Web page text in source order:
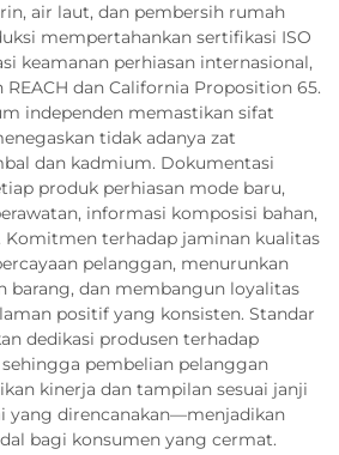
air laut, dan pembersih rumah
mempertahankan sertifikasi ISO
keamanan perhiasan internasional,
dan California Proposition 65.
independen memastikan sifat
tidak adanya zat
dan kadmium. Dokumentasi
produk perhiasan mode baru,
informasi komposisi bahan,
Komitmen terhadap jaminan kualitas
pelanggan, menurunkan
barang, dan membangun loyalitas
positif yang konsisten. Standar
dedikasi produsen terhadap
pembelian pelanggan
kinerja dan tampilan sesuai janji
yang direncanakan—menjadikan
bagi konsumen yang cermat.